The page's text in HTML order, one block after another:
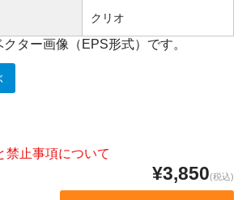
クリオ
ター画像（EPS形式）です。
禁止事項について
¥3,850(税込)